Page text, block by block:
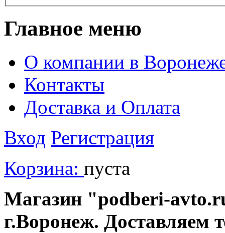
Главное меню
О компании в
Контакты
Доставка и Оплата
Вход Регистрация
Корзина: пуста
Магазин "podberi-
г.Воронеж. Доставляем